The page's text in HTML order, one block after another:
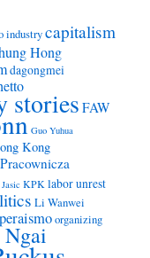
industrycapitalism
Hong
dagongmei
storiesFAW
Guo Yuhua
Kong
Jasic KPK labor unrest
Li Wanwei
organizing
Ngai